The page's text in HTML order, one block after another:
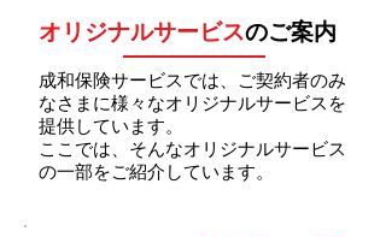
​オリジナルサービスのご案内
​成和保険サービスでは、ご契約者のみ
なさまに様々なオリジナルサービスを
提供しています。
​ここでは、そんなオリジナルサービス
の一部をご紹介しています。